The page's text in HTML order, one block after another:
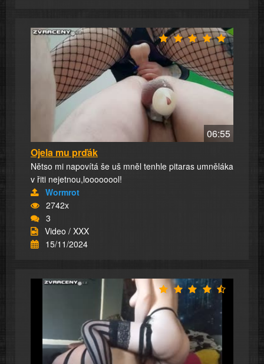
06:55
Ojela mu prďák
Nětso mi napovítá še uš mněl tenhle pitaras umněláka
v řiti nejetnou,loooooool!
Wormrot
2742x
3
Video / XXX
15/11/2024